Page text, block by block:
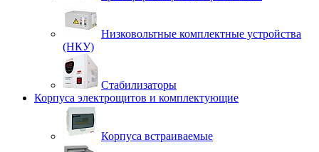
Низковольтные комплектные устройства
(НКУ)
Стабилизаторы
Корпуса электрощитов и комплектующие
Корпуса встраиваемые